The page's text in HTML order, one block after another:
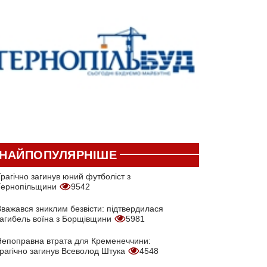
загинув юний футболіст з
9542
зниклим безвісти: підтвердилася
воїна з Борщівщини
5981
втрата для Кременеччини:
загинув Всеволод Штука
4548